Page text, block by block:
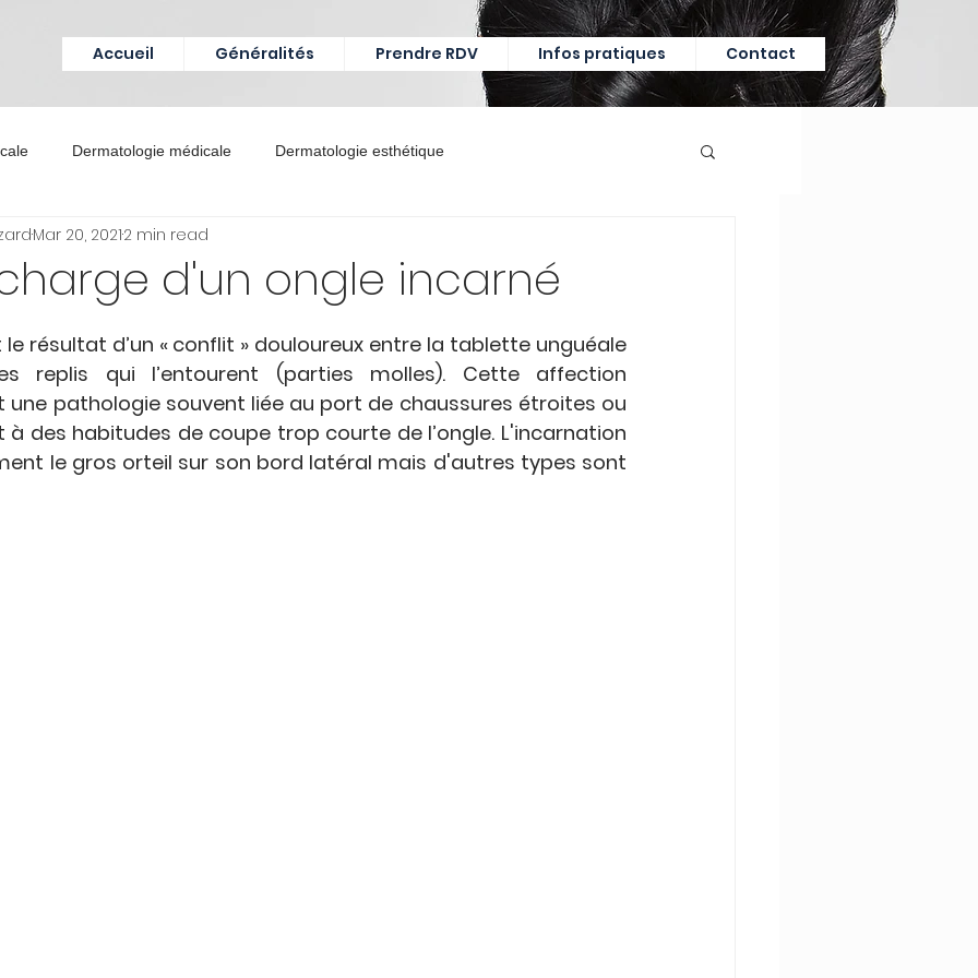
Accueil Généralités Prendre RDV Infos pratiques Contact
Dermatologie médicale Dermatologie esthétique
d'un ongle incarné
Mar 20, 20212 min read
le résultat d’un « conflit » douloureux entre la tablette unguéale
replis qui l’entourent (parties molles). Cette affection
pathologie souvent liée au port de chaussures étroites ou
des habitudes de coupe trop courte de l’ongle. L'incarnation
le gros orteil sur son bord latéral mais d'autres types sont